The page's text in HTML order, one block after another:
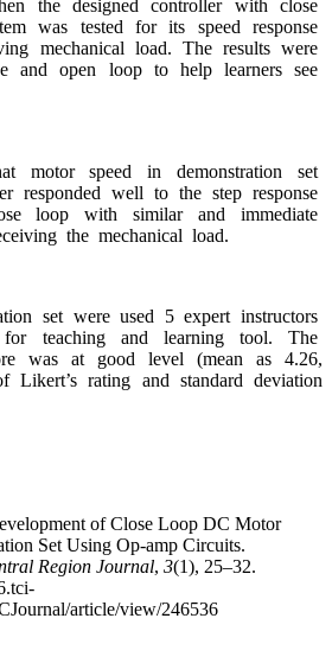
the designed controller with close
was tested for its speed response
mechanical load. The results were
and open loop to help learners see
motor speed in demonstration set
responded well to the step response
loop with similar and immediate
the mechanical load.
set were used 5 expert instructors
teaching and learning tool. The
was at good level (mean as 4.26,
Likert’s rating and standard deviation
of Close Loop DC Motor
Set Using Op-amp Circuits.
Region Journal, 3(1), 25–32.
article/view/246536